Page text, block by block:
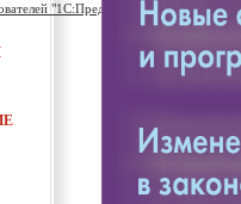
"1С:Предприятие"